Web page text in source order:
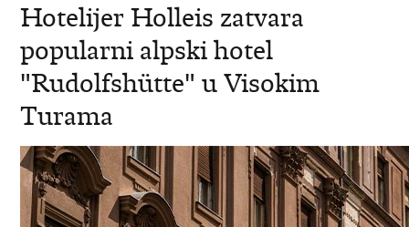
Hotelijer Holleis zatvara
popularni alpski hotel
"Rudolfshütte" u Visokim
Turama